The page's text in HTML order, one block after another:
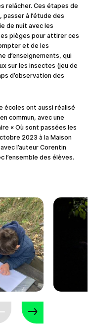
relâcher. Ces étapes de
à l’étude des
de nuit avec les
pièges pour attirer ces
et de les
d’enseignements, qui
sur les insectes (jeu de
d’observation des
écoles ont aussi réalisé
commun, avec une
« Où sont passées les
2023 à la Maison
l’auteur Corentin
l’ensemble des élèves.